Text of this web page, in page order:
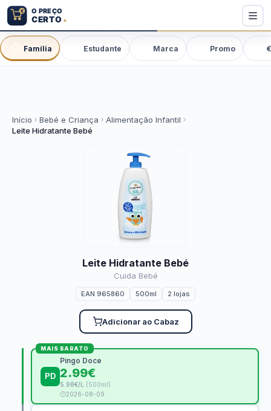
Família Estudante Marca Promo
Início Bebé e Criança
Alimentação Infantil
Leite Hidratante Bebé
Pingo Doce
2.99€
5.98€/L
(500ml)
2026-08-09
MAIS BARATO
Leite Hidratante Bebé
Cuida Bebé
EAN 965860 500ml 2 lojas
Adicionar ao Cabaz